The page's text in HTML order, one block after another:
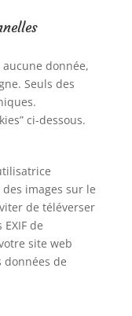
donnée,
Seuls des
ci-dessous.
images sur le
de téléverser
de
site web
de